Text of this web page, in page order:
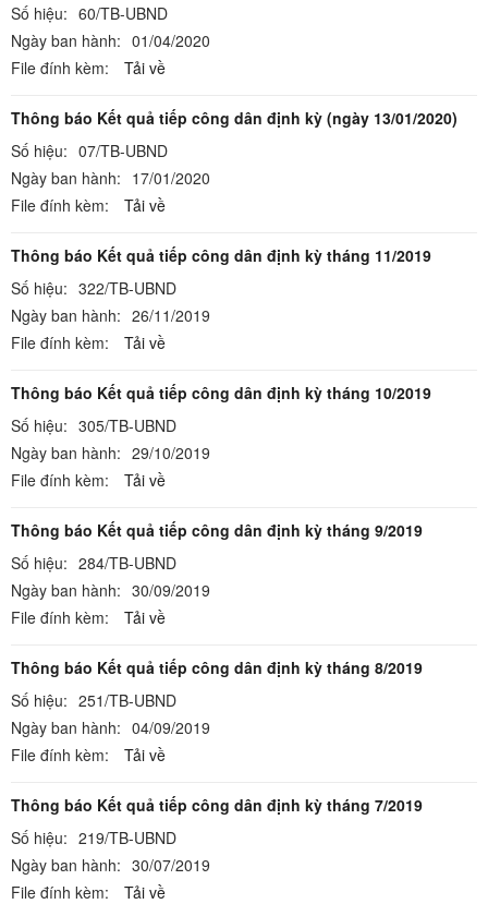
Số hiệu: 60/TB-UBND
Ngày ban hành: 01/04/2020
File đính kèm:
Tải về
Thông báo Kết quả tiếp công dân định kỳ (ngày 13/01/2020)
Số hiệu: 07/TB-UBND
Ngày ban hành: 17/01/2020
File đính kèm:
Tải về
Thông báo Kết quả tiếp công dân định kỳ tháng 11/2019
Số hiệu: 322/TB-UBND
Ngày ban hành: 26/11/2019
File đính kèm:
Tải về
Thông báo Kết quả tiếp công dân định kỳ tháng 10/2019
Số hiệu: 305/TB-UBND
Ngày ban hành: 29/10/2019
File đính kèm:
Tải về
Thông báo Kết quả tiếp công dân định kỳ tháng 9/2019
Số hiệu: 284/TB-UBND
Ngày ban hành: 30/09/2019
File đính kèm:
Tải về
Thông báo Kết quả tiếp công dân định kỳ tháng 8/2019
Số hiệu: 251/TB-UBND
Ngày ban hành: 04/09/2019
File đính kèm:
Tải về
Thông báo Kết quả tiếp công dân định kỳ tháng 7/2019
Số hiệu: 219/TB-UBND
Ngày ban hành: 30/07/2019
File đính kèm:
Tải về